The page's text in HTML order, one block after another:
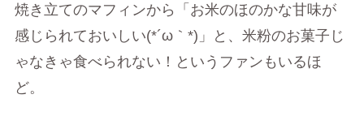
焼き立てのマフィンから「お米のほのかな甘味が
感じられておいしい(*´ω｀*)」と、米粉のお菓子じ
ゃなきゃ食べられない！というファンもいるほ
ど。